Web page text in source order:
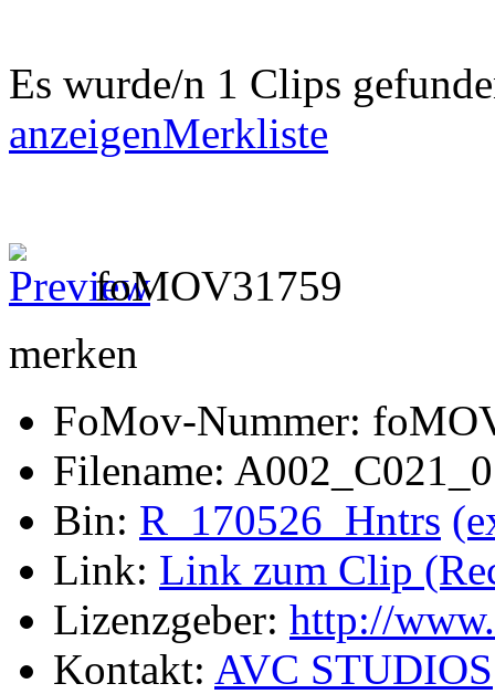
Es wurde/n 1 Clips
anzeigenMerkliste
foMOV31759
merken
FoMov-Nummer:
Filename:
Bin: R_170526_Hntrs
Link: Link zum Clip
Lizenzgeber: http://
Kontakt: AVC STUDIOS